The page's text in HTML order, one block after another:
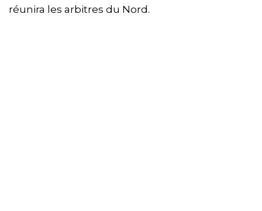
réunira les arbitres du Nord.